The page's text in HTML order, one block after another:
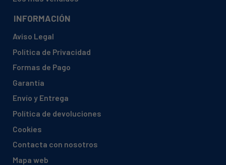
INFORMACIÓN
Aviso Legal
Política de Privacidad
Formas de Pago
Garantía
Envío y Entrega
Política de devoluciones
Cookies
Contacta con nosotros
Mapa web